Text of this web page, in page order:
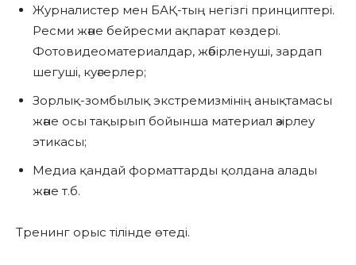
Журналистер мен БАҚ-тың негізгі принциптері.
Ресми және бейресми ақпарат көздері.
Фотовидеоматериалдар, жәбірленуші, зардап
шегуші, куәгерлер;
Зорлық-зомбылық экстремизмінің анықтамасы
және осы тақырып бойынша материал әзірлеу
этикасы;
Медиа қандай форматтарды қолдана алады
және т.б.
Тренинг орыс тілінде өтеді.